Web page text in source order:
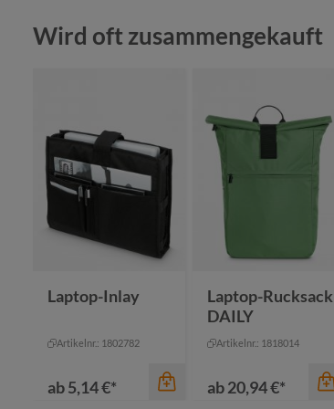
hellgrau
maigrün
grün-meliert
hellgrau meliert
schwarz meliert
Produktgalerie überspringen
Wird oft zusammengekauft
Laptop-Inlay
Artikelnr.: 1802782
ab5,14 €*
Laptop-Rucksack
DAILY
Artikelnr.: 1818014
ab20,94 €*